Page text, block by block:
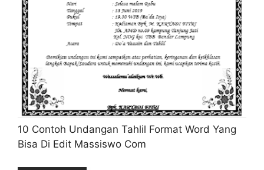
10 Contoh Undangan Tahlil Format Word Yang
Bisa Di Edit Massiswo Com